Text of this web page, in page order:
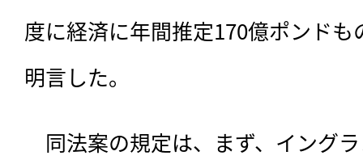
度に経済に年間推定170億ポンド
明言した。
同法案の規定は、まず、イング